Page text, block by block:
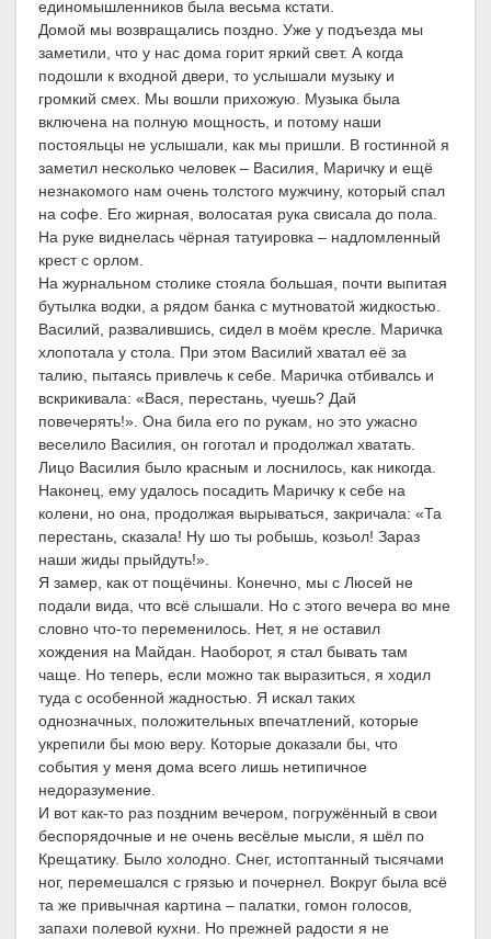
единомышленников была весьма кстати.
Домой мы возвращались поздно. Уже у подъезда мы
заметили, что у нас дома горит яркий свет. А когда
подошли к входной двери, то услышали музыку и
громкий смех. Мы вошли прихожую. Музыка была
включена на полную мощность, и потому наши
постояльцы не услышали, как мы пришли. В гостинной я
заметил несколько человек – Василия, Маричку и ещё
незнакомого нам очень толстого мужчину, который спал
на софе. Его жирная, волосатая рука свисала до пола.
На руке виднелась чёрная татуировка – надломленный
крест с орлом.
На журнальном столике стояла большая, почти выпитая
бутылка водки, а рядом банка с мутноватой жидкостью.
Василий, развалившись, сидел в моём кресле. Маричка
хлопотала у стола. При этом Василий хватал её за
талию, пытаясь привлечь к себе. Маричка отбивалсь и
вскрикивала: «Вася, перестань, чуешь? Дай
повечерять!». Она била его по рукам, но это ужасно
веселило Василия, он гоготал и продолжал хватать.
Лицо Василия было красным и лоснилось, как никогда.
Наконец, ему удалось посадить Маричку к себе на
колени, но она, продолжая вырываться, закричала: «Та
перестань, сказала! Ну шо ты робышь, козьол! Зараз
наши жиды прыйдуть!».
Я замер, как от пощёчины. Конечно, мы с Люсей не
подали вида, что всё слышали. Но с этого вечера во мне
словно что-то переменилось. Нет, я не оставил
хождения на Майдан. Наоборот, я стал бывать там
чаще. Но теперь, если можно так выразиться, я ходил
туда с особенной жадностью. Я искал таких
однозначных, положительных впечатлений, которые
укрепили бы мою веру. Которые доказали бы, что
события у меня дома всего лишь нетипичное
недоразумение.
И вот как-то раз поздним вечером, погружённый в свои
беспорядочные и не очень весёлые мысли, я шёл по
Крещатику. Было холодно. Снег, истоптанный тысячами
ног, перемешался с грязью и почернел. Вокруг была всё
та же привычная картина – палатки, гомон голосов,
запахи полевой кухни. Но прежней радости я не